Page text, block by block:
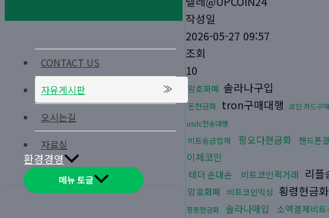
환경경영
메뉴 토글
CONTACT US
자유게시판
오시는길
자료실
작성일
2026-05-27 09:57
조회
10
암호화폐 솔라나구입
돈현금화 tron구매대행 코인 카드구매
usdc전송대행
비트송금업체 핑오다현금화 핸드폰
이체코인
테더 손대손 비트코인퀵거래 리플
암호화폐 비트코인믹싱 횡령현금화
핑돈현금화 솔라나매입 소액결제비트